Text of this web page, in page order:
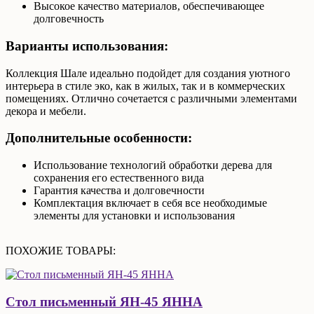
Высокое качество материалов, обеспечивающее
долговечность
Варианты использования:
Коллекция Шале идеально подойдет для создания уютного
интерьера в стиле эко, как в жилых, так и в коммерческих
помещениях. Отлично сочетается с различными элементами
декора и мебели.
Дополнительные особенности:
Использование технологий обработки дерева для
сохранения его естественного вида
Гарантия качества и долговечности
Комплектация включает в себя все необходимые
элементы для установки и использования
ПОХОЖИЕ ТОВАРЫ:
Стол письменный ЯН-45 ЯННА